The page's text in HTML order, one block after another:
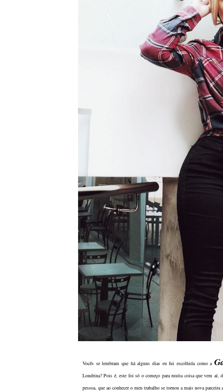
Vocês se lembram que há alguns dias eu fui escolhida como a
Londrina? Pois é, este foi só o começo para muita coisa que vem aí,
pessoa, que ao conhecer o meu trabalho se tornou a mais nova